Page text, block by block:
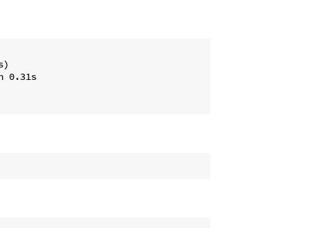
0.31s